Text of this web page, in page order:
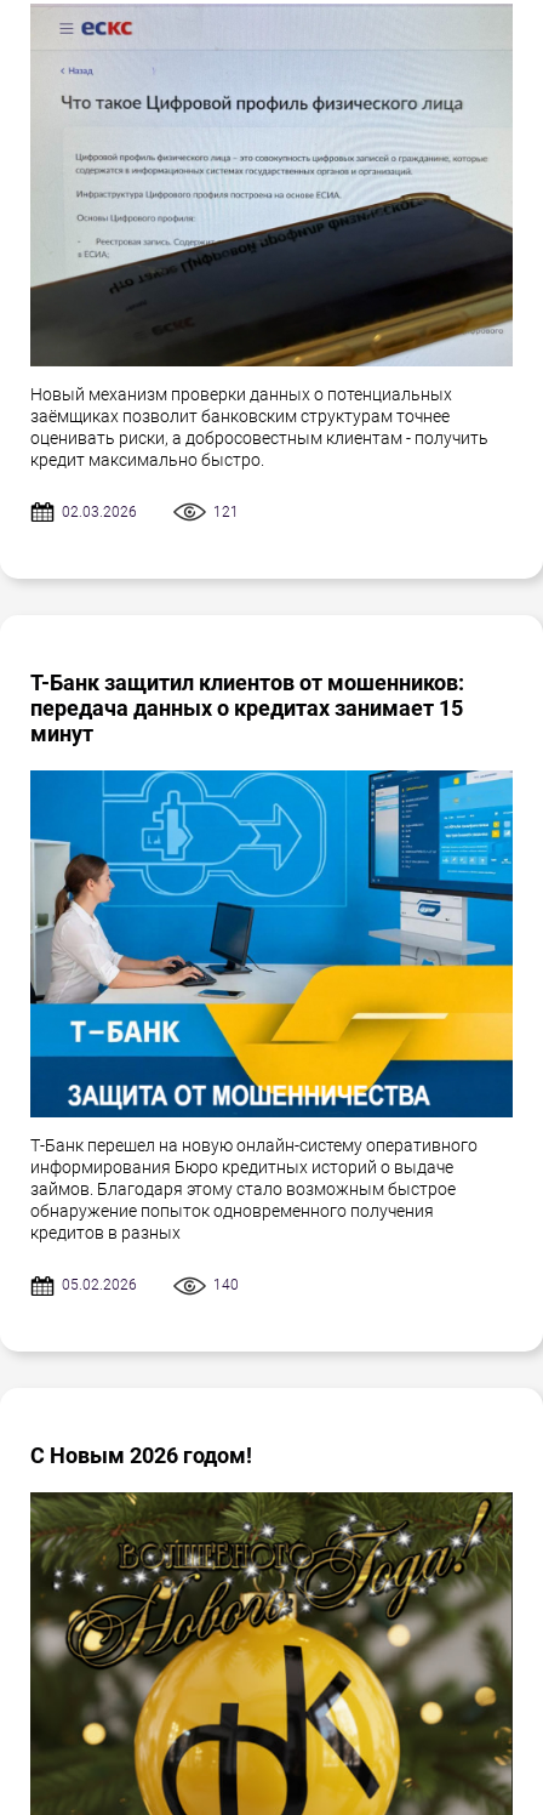
Новый механизм проверки данных о потенциальных
заёмщиках позволит банковским структурам точнее
оценивать риски, а добросовестным клиентам - получить
кредит максимально быстро.
02.03.2026 121
Т-Банк защитил клиентов от мошенников:
передача данных о кредитах занимает 15
минут
Т-Банк перешел на новую онлайн-систему оперативного
информирования Бюро кредитных историй о выдаче
займов. Благодаря этому стало возможным быстрое
обнаружение попыток одновременного получения
кредитов в разных
05.02.2026 140
С Новым 2026 годом!